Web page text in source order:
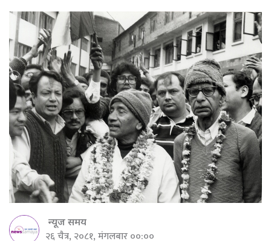
न्यूज समय
२६ चैत्र, २०८१, मंगलबार ००:००